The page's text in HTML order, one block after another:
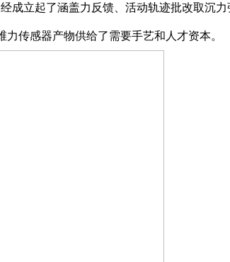
立起了涵盖力反馈、活动轨迹批改取沉
传感器产物供给了需要手艺和人才资本。